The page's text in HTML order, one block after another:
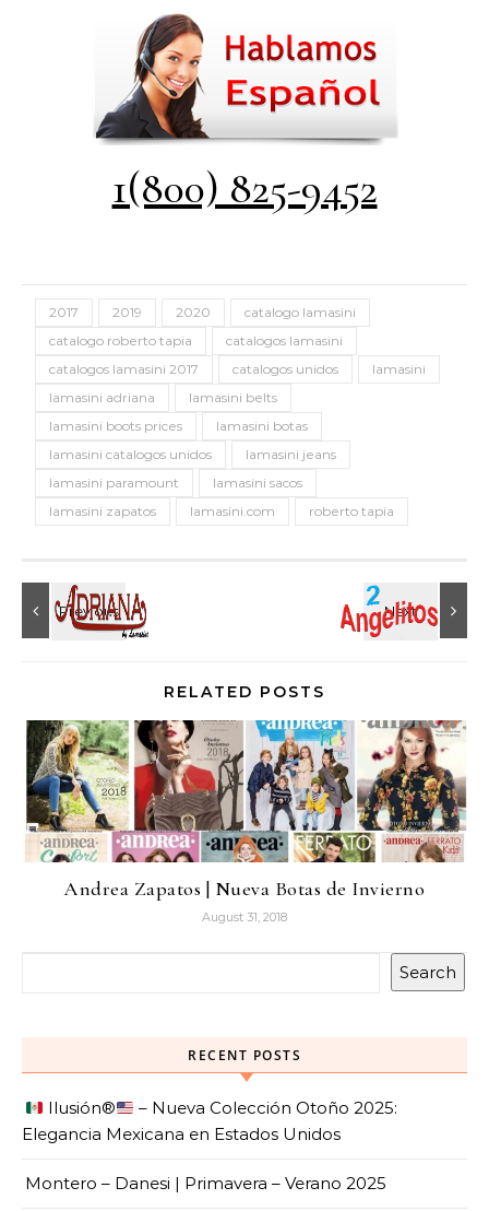
1(800) 825-9452
2017 2019 2020
catalogo lamasini
catalogo roberto tapia
catalogos lamasini
catalogos lamasini 2017
catalogos unidos
lamasini
lamasini adriana
lamasini belts
lamasini boots prices
lamasini botas
lamasini catalogos unidos
lamasini jeans
lamasini paramount
lamasini sacos
lamasini zapatos
lamasini.com roberto tapia
RELATED POSTS
Andrea Zapatos | Nueva Botas de Invierno
August 31, 2018
Search
RECENT POSTS
Ilusión®️
– Nueva Colección Otoño 2025:
Elegancia Mexicana en Estados Unidos
Montero – Danesi | Primavera – Verano 2025